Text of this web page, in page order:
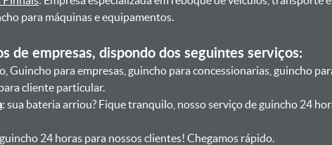
para máquinas e equipamentos.
de empresas, dispondo dos seguintes serviços:
Guincho para empresas, guincho para concessionarias, guincho
cliente particular.
: sua bateria arriou? Fique tranquilo, nosso serviço de guincho 24
24 horas para nossos clientes! Chegamos rápido.